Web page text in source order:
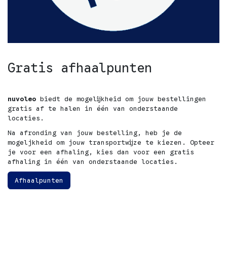
Gratis afhaalpunten
nuvoleo biedt de mogelijkheid om jouw bestellingen
gratis af te halen in één van onderstaande
locaties.
Na afronding van jouw bestelling, heb je de
mogeljkheid om jouw transportwijze te kiezen. Opteer
je voor een afhaling, kies dan voor een gratis
afhaling in één van onderstaande locaties.
Afhaalpunten